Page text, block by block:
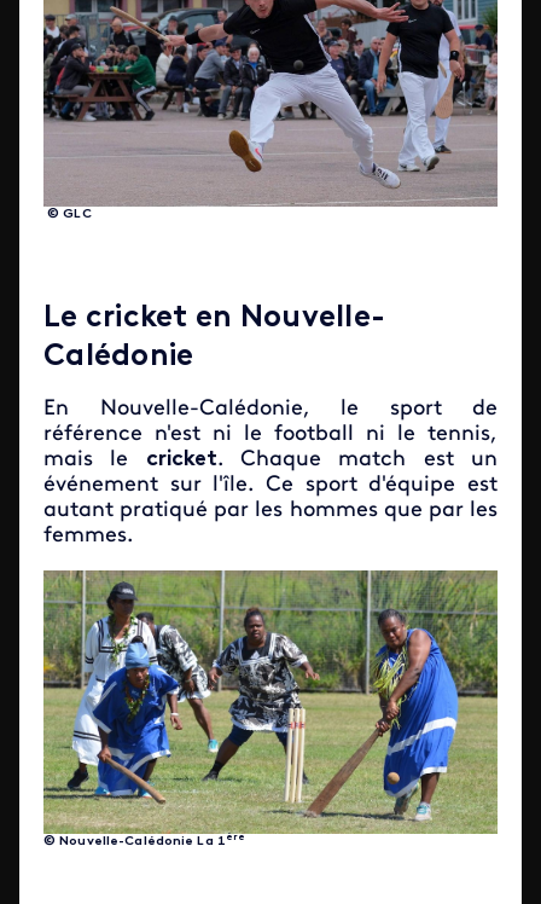
© GLC
Le cricket en Nouvelle-
Calédonie
En Nouvelle-Calédonie, le sport de
référence n'est ni le football ni le tennis,
mais le cricket. Chaque match est un
événement sur l'île. Ce sport d'équipe est
autant pratiqué par les hommes que par les
femmes.
© Nouvelle-Calédonie La 1 ère